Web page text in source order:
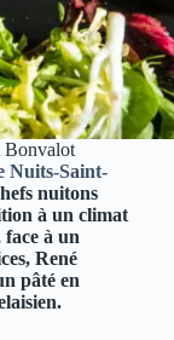
Nuits-Saint-
nuitons
à un climat
à un
René
pâté en